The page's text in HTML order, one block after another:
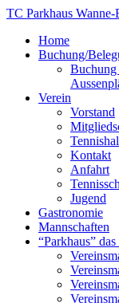
Zum
springen
TC Parkhaus
Home
Buchung/
Verein
Vorstand
Kontakt
Anfahrt
Jugend
Gastronomie
Mannschaften
“Parkhaus”